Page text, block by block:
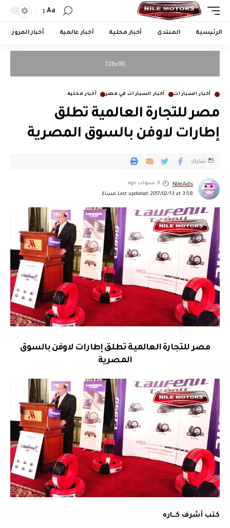
Aa
الرئيسية المنتدى أخبار محلية أخبار عالمية أخبار المرور
أخبار السيارات أخبار السيارات في مصر أخبار محلية
مصر للتجارة العالمية تطلق
إطارات لاوفن بالسوق المصرية
Last updated: 2017/02/13 at 3:58 مساءً
NileAds 9 سنوات ago
شارك
مصر للتجارة العالمية تطلق إطارات لاوفن بالسوق
المصرية
كتب أشرف كــاره